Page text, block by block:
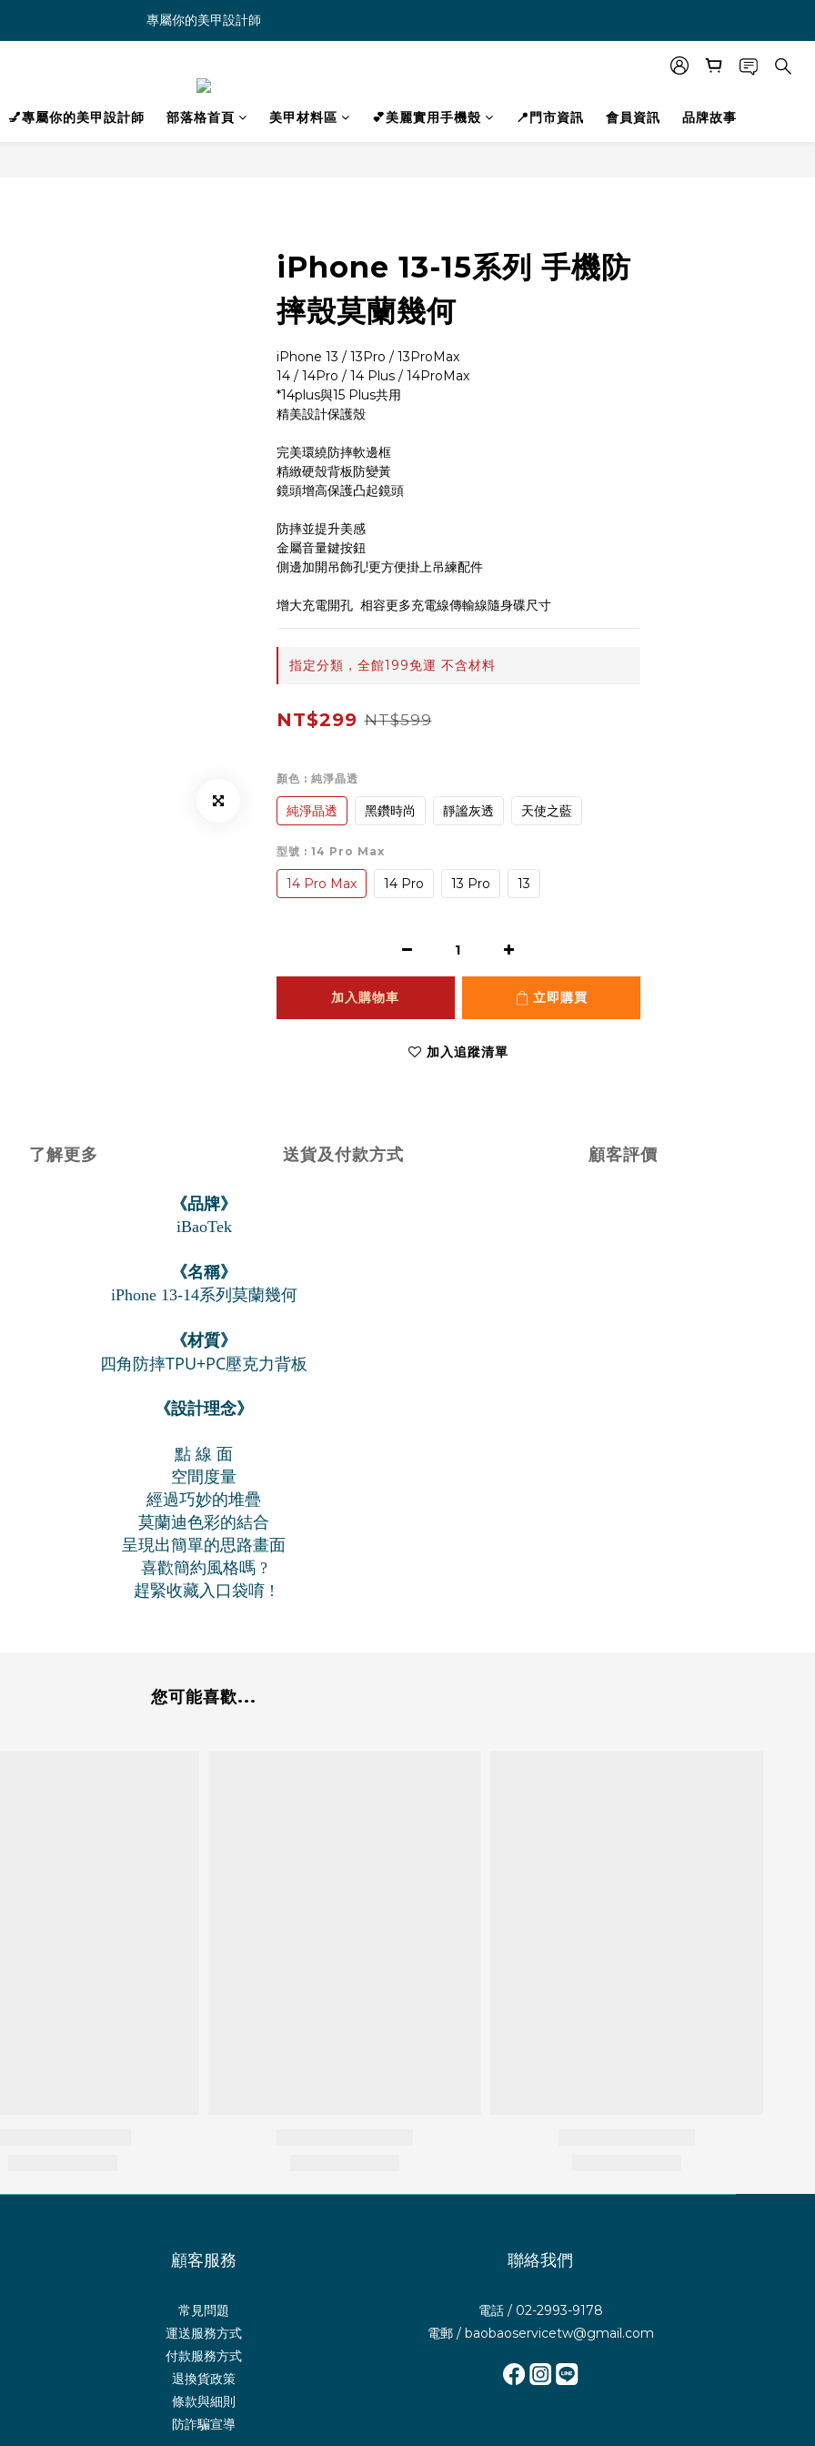
專屬你的美甲設計師
💅專屬你的美甲設計師 部落格首頁 美甲材料區 💕美麗實用手機殼 📍門市資訊 會員資訊 品牌故事
iPhone 13-15系列 手機防
摔殼莫蘭幾何
iPhone 13 / 13Pro / 13ProMax
14 / 14Pro / 14 Plus / 14ProMax
*14plus與15 Plus共用
精美設計保護殼
完美環繞防摔軟邊框
精緻硬殼背板防變黃
鏡頭增高保護凸起鏡頭
防摔並提升美感
金屬音量鍵按鈕
側邊加開吊飾孔!更方便掛上吊練配件
增大充電開孔  相容更多充電線傳輸線隨身碟尺寸
指定分類，全館199免運 不含材料
NT$299 NT$599
顏色 : 純淨晶透
純淨晶透 黑鑽時尚 靜謐灰透 天使之藍
型號 : 14 Pro Max
14 Pro Max 14 Pro 13 Pro 13
加入購物車 立即購買
加入追蹤清單
了解更多 送貨及付款方式 顧客評價
《品牌》
iBaoTek
《名稱》
iPhone 13-14系列莫蘭幾何
《材質》
四角防摔TPU+PC壓克力背板
《設計理念》
點 線 面
空間度量
經過巧妙的堆疊
莫蘭迪色彩的結合
呈現出簡單的思路畫面
喜歡簡約風格嗎 ?
趕緊收藏入口袋唷 !
您可能喜歡...
顧客服務
常見問題
運送服務方式
付款服務方式
退換貨政策
條款與細則
防詐騙宣導
聯絡我們
電話 / 02-2993-9178
電郵 / baobaoservicetw@gmail.com